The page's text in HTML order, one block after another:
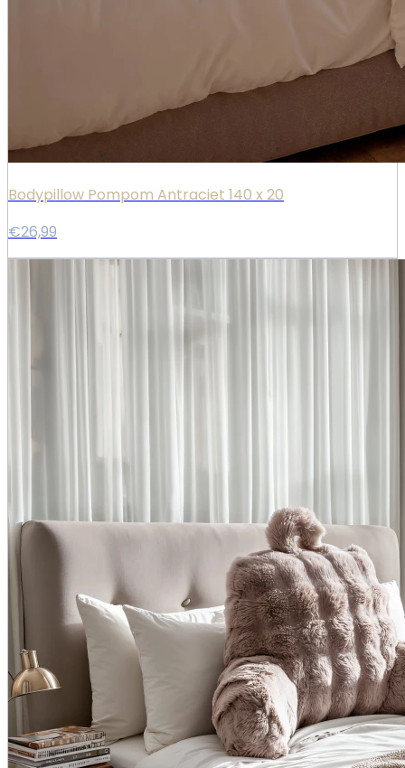
Bodypillow Pompom Antraciet 140 x 20
€26,99